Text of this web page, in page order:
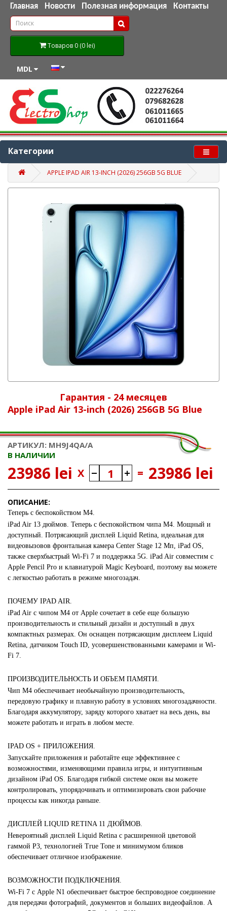
Главная Новости Полезная информация Контакты
Товаров 0 (0 lei)
MDL
Категории
APPLE IPAD AIR 13-INCH (2026) 256GB 5G BLUE
Гарантия - 24 месяцев
Apple iPad Air 13-inch (2026) 256GB 5G Blue
АРТИКУЛ: MH9J4QA/A
В НАЛИЧИИ
23986 lei X = 23986 lei
ОПИСАНИЕ:
Теперь с беспокойством M4.
iPad Air 13 дюймов. Теперь с беспокойством чипа M4. Мощный и
доступный. Потрясающий дисплей Liquid Retina, идеальная для
видеовызовов фронтальная камера Center Stage 12 Мп, iPad OS,
также сверхбыстрый Wi-Fi 7 и поддержка 5G. iPad Air совместим с
Apple Pencil Pro и клавиатурой Magic Keyboard, поэтому вы можете
с легкостью работать в режиме многозадач.
ПОЧЕМУ IPAD AIR.
iPad Air с чипом M4 от Apple сочетает в себе еще большую
производительность и стильный дизайн и доступный в двух
компактных размерах. Он оснащен потрясающим дисплеем Liquid
Retina, датчиком Touch ID, усовершенствованными камерами и Wi-
Fi 7.
ПРОИЗВОДИТЕЛЬНОСТЬ И ОБЪЕМ ПАМЯТИ.
Чип M4 обеспечивает необычайную производительность,
передовую графику и плавную работу в условиях многозадачности.
Благодаря аккумулятору, заряду которого хватает на весь день, вы
можете работать и играть в любом месте.
IPAD OS + ПРИЛОЖЕНИЯ.
Запускайте приложения и работайте еще эффективнее с
возможностями, изменяющими правила игры, и интуитивным
дизайном iPad OS. Благодаря гибкой системе окон вы можете
контролировать, упорядочивать и оптимизировать свои рабочие
процессы как никогда раньше.
ДИСПЛЕЙ LIQUID RETINA 11 ДЮЙМОВ.
Невероятный дисплей Liquid Retina с расширенной цветовой
гаммой P3, технологией True Tone и минимумом бликов
обеспечивает отличное изображение.
ВОЗМОЖНОСТИ ПОДКЛЮЧЕНИЯ.
Wi‑Fi 7 с Apple N1 обеспечивает быстрое беспроводное соединение
для передачи фотографий, документов и больших видеофайлов. А